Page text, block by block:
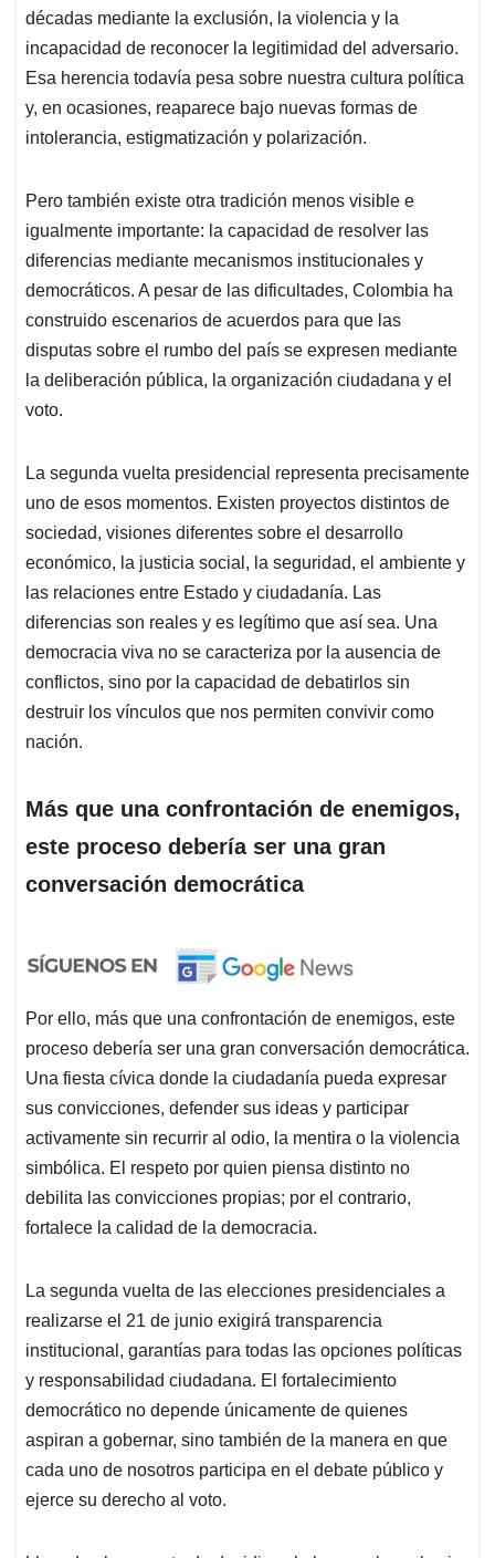
décadas mediante la exclusión, la violencia y la
incapacidad de reconocer la legitimidad del adversario.
Esa herencia todavía pesa sobre nuestra cultura política
y, en ocasiones, reaparece bajo nuevas formas de
intolerancia, estigmatización y polarización.
Pero también existe otra tradición menos visible e
igualmente importante: la capacidad de resolver las
diferencias mediante mecanismos institucionales y
democráticos. A pesar de las dificultades, Colombia ha
construido escenarios de acuerdos para que las
disputas sobre el rumbo del país se expresen mediante
la deliberación pública, la organización ciudadana y el
voto.
La segunda vuelta presidencial representa precisamente
uno de esos momentos. Existen proyectos distintos de
sociedad, visiones diferentes sobre el desarrollo
económico, la justicia social, la seguridad, el ambiente y
las relaciones entre Estado y ciudadanía. Las
diferencias son reales y es legítimo que así sea. Una
democracia viva no se caracteriza por la ausencia de
conflictos, sino por la capacidad de debatirlos sin
destruir los vínculos que nos permiten convivir como
nación.
Más que una confrontación de enemigos,
este proceso debería ser una gran
conversación democrática
Por ello, más que una confrontación de enemigos, este
proceso debería ser una gran conversación democrática.
Una fiesta cívica donde la ciudadanía pueda expresar
sus convicciones, defender sus ideas y participar
activamente sin recurrir al odio, la mentira o la violencia
simbólica. El respeto por quien piensa distinto no
debilita las convicciones propias; por el contrario,
fortalece la calidad de la democracia.
La segunda vuelta de las elecciones presidenciales a
realizarse el 21 de junio exigirá transparencia
institucional, garantías para todas las opciones políticas
y responsabilidad ciudadana. El fortalecimiento
democrático no depende únicamente de quienes
aspiran a gobernar, sino también de la manera en que
cada uno de nosotros participa en el debate público y
ejerce su derecho al voto.